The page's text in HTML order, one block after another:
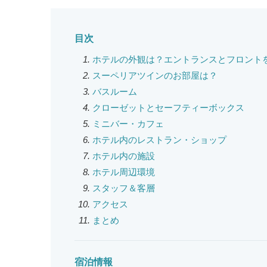
目次
ホテルの外観は？エントランスとフロント
スーペリアツインのお部屋は？
バスルーム
クローゼットとセーフティーボックス
ミニバー・カフェ
ホテル内のレストラン・ショップ
ホテル内の施設
ホテル周辺環境
スタッフ＆客層
アクセス
まとめ
宿泊情報